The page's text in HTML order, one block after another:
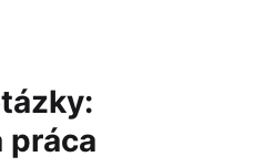
práca